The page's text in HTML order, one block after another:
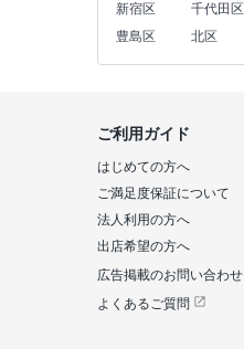
新宿区 千代田区
豊島区
北区
ご利用ガイド
はじめての方へ
ご満足度保証について
法人利用の方へ
出店希望の方へ
広告掲載のお問い合わせ
よくあるご質問